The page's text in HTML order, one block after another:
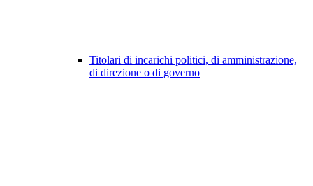
Titolari di incarichi politici, di amministrazione,
di direzione o di governo